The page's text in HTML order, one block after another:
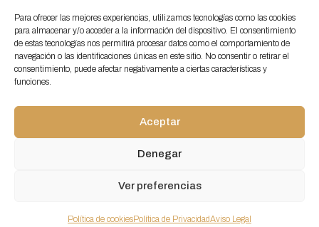
Para ofrecer las mejores experiencias, utilizamos tecnologías como las cookies
para almacenar y/o acceder a la información del dispositivo. El consentimiento
de estas tecnologías nos permitirá procesar datos como el comportamiento de
navegación o las identificaciones únicas en este sitio. No consentir o retirar el
consentimiento, puede afectar negativamente a ciertas características y
funciones.
Aceptar
Denegar
Ver preferencias
Política de cookiesPolítica de PrivacidadAviso Legal
La enfermedad de Sever o
apofisitis calcánea
Entre los 8 y los 15 años de edad
una serie de cambios repentinos que obedecen